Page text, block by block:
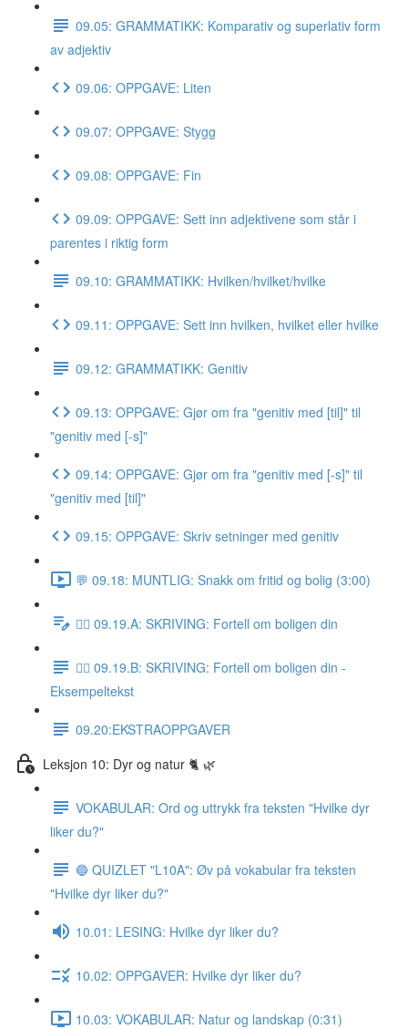
09.05: GRAMMATIKK: Komparativ og superlativ form
av adjektiv
09.06: OPPGAVE: Liten
09.07: OPPGAVE: Stygg
09.08: OPPGAVE: Fin
09.09: OPPGAVE: Sett inn adjektivene som står i
parentes i riktig form
09.10: GRAMMATIKK: Hvilken/hvilket/hvilke
09.11: OPPGAVE: Sett inn hvilken, hvilket eller hvilke
09.12: GRAMMATIKK: Genitiv
09.13: OPPGAVE: Gjør om fra "genitiv med [til]" til
"genitiv med [-s]"
09.14: OPPGAVE: Gjør om fra "genitiv med [-s]" til
"genitiv med [til]"
09.15: OPPGAVE: Skriv setninger med genitiv
💬 09.18: MUNTLIG: Snakk om fritid og bolig (3:00)
✍🏼 09.19.A: SKRIVING: Fortell om boligen din
✍🏼 09.19.B: SKRIVING: Fortell om boligen din -
Eksempeltekst
09.20:EKSTRAOPPGAVER
Leksjon 10: Dyr og natur 🐈 🌿
VOKABULAR: Ord og uttrykk fra teksten "Hvilke dyr
liker du?"
🔵 QUIZLET "L10A": Øv på vokabular fra teksten
"Hvilke dyr liker du?"
10.01: LESING: Hvilke dyr liker du?
10.02: OPPGAVER: Hvilke dyr liker du?
10.03: VOKABULAR: Natur og landskap (0:31)